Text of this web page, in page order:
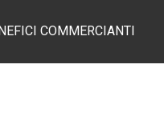
COMMERCIANTI